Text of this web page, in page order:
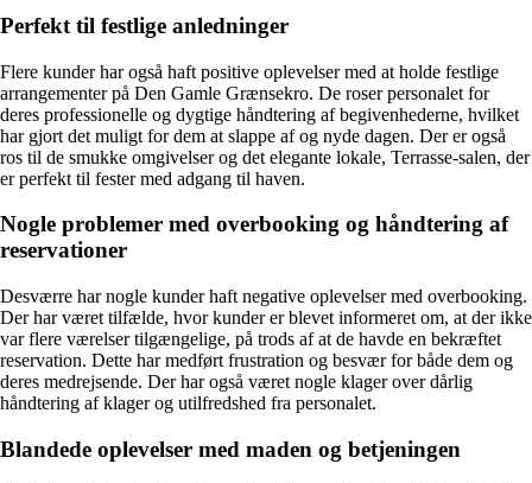
Perfekt til festlige anledninger
Flere kunder har også haft positive oplevelser med at holde festlige
arrangementer på Den Gamle Grænsekro. De roser personalet for
deres professionelle og dygtige håndtering af begivenhederne, hvilket
har gjort det muligt for dem at slappe af og nyde dagen. Der er også
ros til de smukke omgivelser og det elegante lokale, Terrasse-salen, der
er perfekt til fester med adgang til haven.
Nogle problemer med overbooking og håndtering af
reservationer
Desværre har nogle kunder haft negative oplevelser med overbooking.
Der har været tilfælde, hvor kunder er blevet informeret om, at der ikke
var flere værelser tilgængelige, på trods af at de havde en bekræftet
reservation. Dette har medført frustration og besvær for både dem og
deres medrejsende. Der har også været nogle klager over dårlig
håndtering af klager og utilfredshed fra personalet.
Blandede oplevelser med maden og betjeningen